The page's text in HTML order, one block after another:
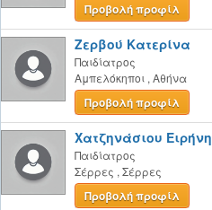
Προβολή προφίλ
Ζερβού Κατερίνα
Παιδίατρος
Αμπελόκηποι , Αθήνα
Προβολή προφίλ
Χατζηνάσιου Ειρήνη
Παιδίατρος
Σέρρες , Σέρρες
Προβολή προφίλ